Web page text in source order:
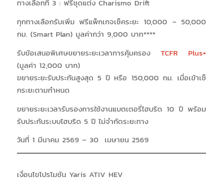
ทางเลือกที่ 3 : ฟรีชุดแต่ง Charismo Drift
ทุกทางเลือกรับเพิ่ม ฟรีแพ็กเกจเช็คระยะ 10,000 – 50,000
กม. (Smart Plan) มูลค่ากว่า 9,000 บาท****
รับข้อเสนอพิเศษขยายระยะเวลาการคุ้มครอง TCFR Plus+
(มูลค่า 12,000 บาท)
ขยายระยะรับประกันสูงสุด 5 ปี หรือ 150,000 กม. เมื่อเข้าเช็
กระยะตามกำหนด
ขยายระยะเวลารับรองการใช้งานแบตเตอรี่ไฮบริด 10 ปี พร้อม
รับประกันระบบไฮบริด 5 ปี ไม่จำกัดระยะทาง
วันที่ 1 มีนาคม 2569 – 30 เมษายน 2569
เงื่อนไขโปรโมชัน Yaris ATIV HEV